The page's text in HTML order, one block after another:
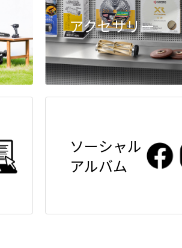
アクセサリー
ソーシャル
アルバム